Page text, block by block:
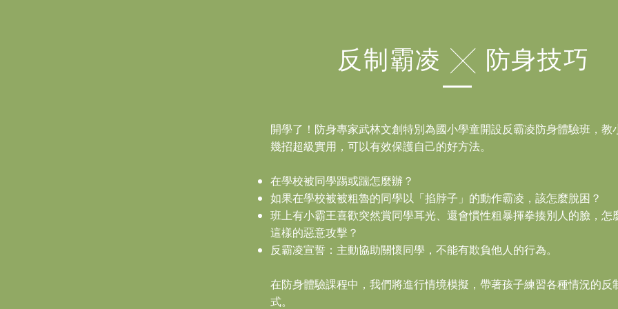
反制霸凌 ╳ 防身技巧
開學了！防身專家武林文創特別為國小學童開設反霸凌防身體驗班，教
幾招超級實用，可以有效保護自己的好方法。
在學校被同學踢或踹怎麼辦？
如果在學校被被粗魯的同學以「掐脖子」的動作霸凌，該怎麼脫困？
班上有小霸王喜歡突然賞同學耳光、還會慣性粗暴揮拳揍別人的臉，怎
這樣的惡意攻擊？
​反霸凌宣誓：主動協助關懷同學，不能有欺負他人的行為。
在防身體驗課程中，我們將進行情境模擬，帶著孩子練習各種情況的反
式。